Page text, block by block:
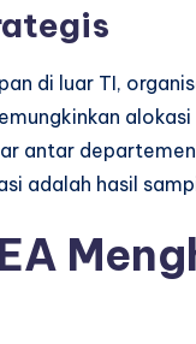
di luar TI,
antar
adalah hasil